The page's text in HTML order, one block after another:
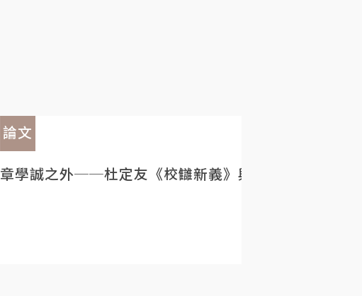
論文
章學誠之外──杜定友《校讎新義》與民初目錄學的重